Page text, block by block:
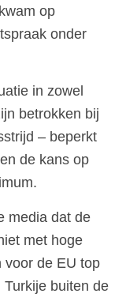
op
onder
in zowel
betrokken bij
– beperkt
de kans op
media dat de
met hoge
voor de EU top
buiten de